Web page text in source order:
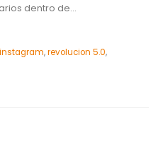
dentro de...
instagram,revolucion 5.0,